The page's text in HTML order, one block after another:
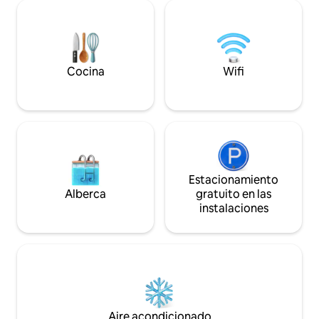
privada, balcón y
la calle mientras
simplemente te
mejores vistas de
Cocina Wifi
Alberca
Estacionamiento
gratuito en las
instalaciones